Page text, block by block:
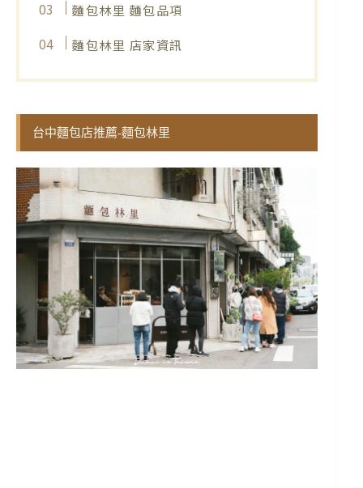
麵包林里 麵包品項
麵包林里 店家資訊
台中麵包店推薦-麵包林里